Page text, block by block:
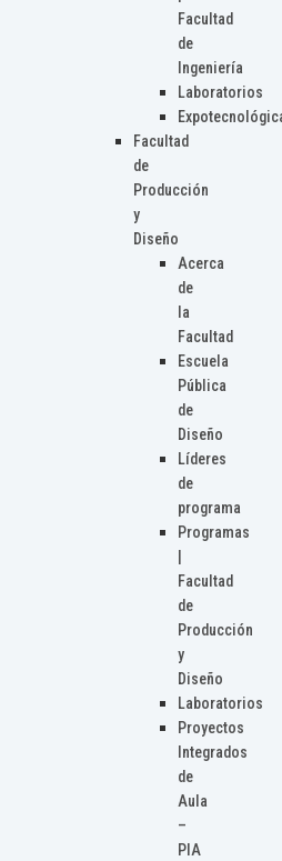
Facultad
de
Ingeniería
Laboratorios
Facultad
de
Producción
y
Diseño
Acerca
de
la
Facultad
Escuela
Pública
de
Diseño
Líderes
de
programa
Programas
Facultad
de
Producción
y
Diseño
Laboratorios
Proyectos
Integrados
de
Aula
–
PIA